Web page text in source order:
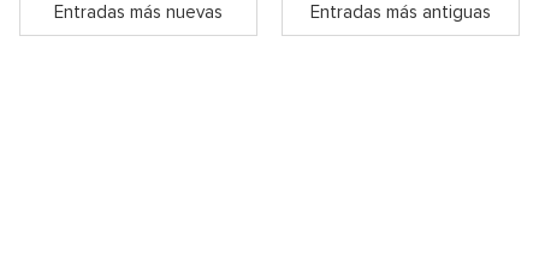
Entradas más nuevas Entradas más antiguas